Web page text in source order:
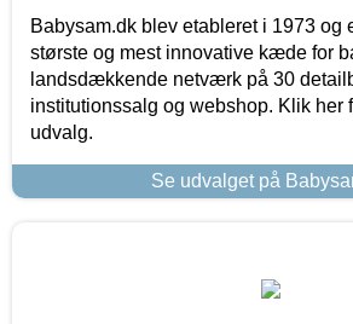
Babysam.dk blev etableret i 1973 og
største og mest innovative kæde for
landsdækkende netværk på 30
institutionssalg og webshop. Klik her
udvalg.
Se udvalget på